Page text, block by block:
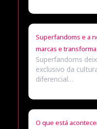
Superfandoms e a
marcas e
Superfandoms
exclusivo da
diferencial…
O que está